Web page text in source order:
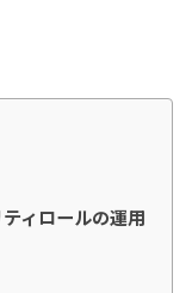
ィロールの運用